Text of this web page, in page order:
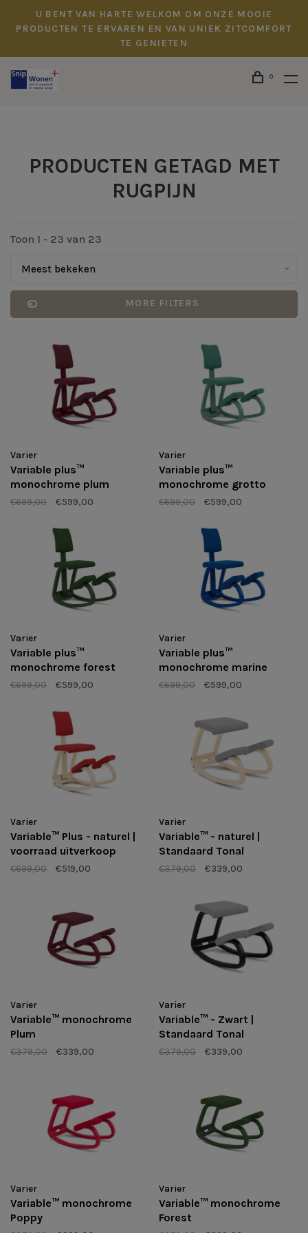
U BENT VAN HARTE WELKOM OM ONZE MOOIE
PRODUCTEN TE ERVAREN EN VAN UNIEK ZITCOMFORT
TE GENIETEN
0
PRODUCTEN GETAGD MET
RUGPIJN
Toon 1 - 23 van 23
Meest bekeken
MORE FILTERS
Varier
Variable plus™
monochrome plum
€699,00 €599,00
Varier
Variable plus™
monochrome grotto
€699,00 €599,00
Varier
Variable plus™
monochrome forest
€699,00 €599,00
Varier
Variable plus™
monochrome marine
€699,00 €599,00
Varier
Variable™ Plus - naturel |
voorraad uitverkoop
€699,00 €519,00
Varier
Variable™ - naturel |
Standaard Tonal
€379,00 €339,00
Varier
Variable™ monochrome
Plum
€379,00 €339,00
Varier
Variable™ - Zwart |
Standaard Tonal
€379,00 €339,00
Varier
Variable™ monochrome
Poppy
Varier
Variable™ monochrome
Forest